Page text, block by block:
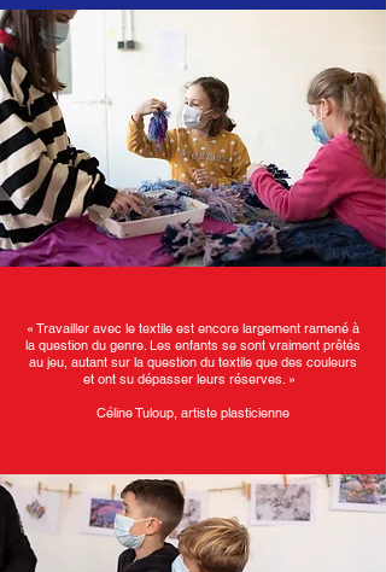
« Travailler avec le textile est encore largement ramené à
la question du genre. Les enfants se sont vraiment prêtés
au jeu, autant sur la question du textile que des couleurs
et ont su dépasser leurs réserves. »
Céline Tuloup, artiste plasticienne